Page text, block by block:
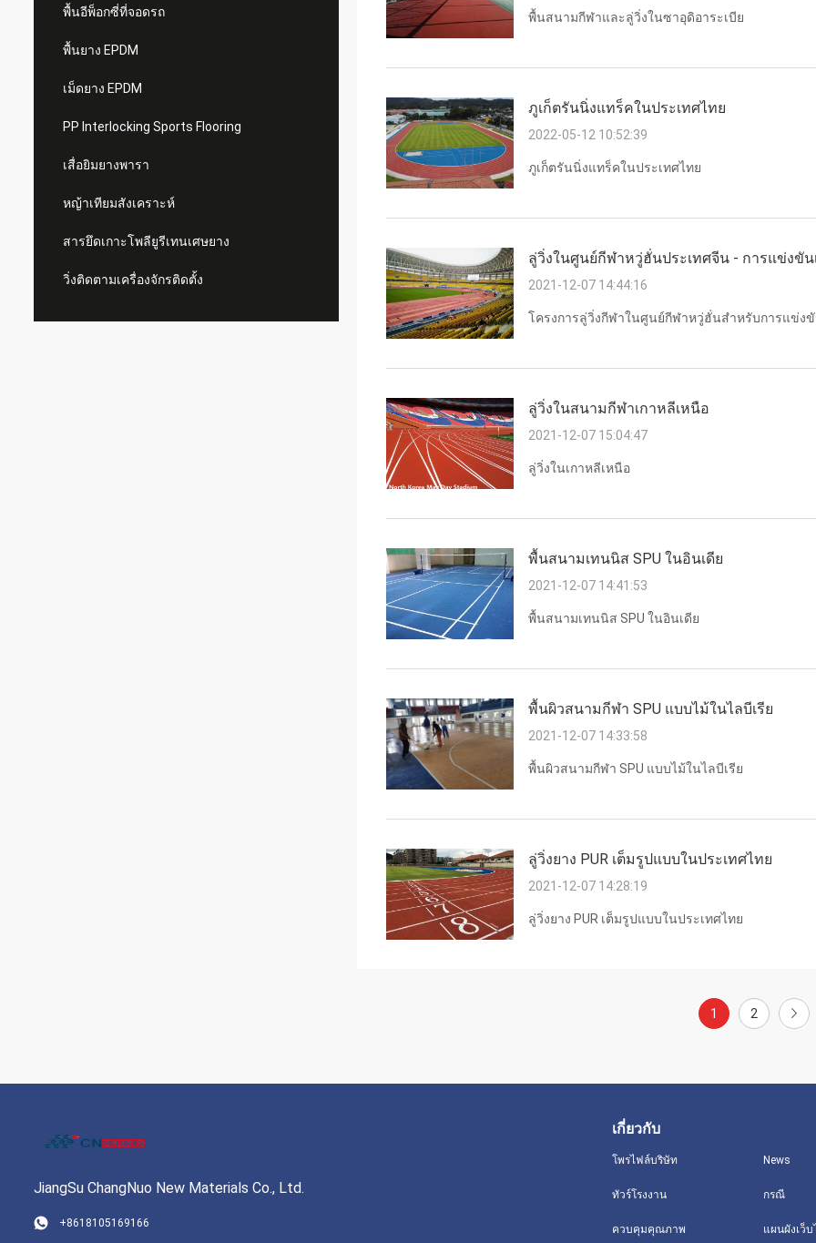
พื้นอีพ็อกซี่ที่จอดรถ
พื้นยาง EPDM
เม็ดยาง EPDM
PP Interlocking Sports Flooring
เสื่อยิมยางพารา
หญ้าเทียมสังเคราะห์
สารยึดเกาะโพลียูรีเทนเศษยาง
วิ่งติดตามเครื่องจักรติดตั้ง
พื้นสนามกีฬาและลู่วิ่งในซาอุดิอาระเบีย
ภูเก็ตรันนิ่งแทร็คในประเทศไทย
2022-05-12 10:52:39
ภูเก็ตรันนิ่งแทร็คในประเทศไทย
ลู่วิ่งในศูนย์กีฬาหวู่ฮั่นประเทศจีน - การแข่งขั
2021-12-07 14:44:16
โครงการลู่วิ่งกีฬาในศูนย์กีฬาหวู่ฮั่นสำหรับการแข่ง
ลู่วิ่งในสนามกีฬาเกาหลีเหนือ
2021-12-07 15:04:47
ลู่วิ่งในเกาหลีเหนือ
พื้นสนามเทนนิส SPU ในอินเดีย
2021-12-07 14:41:53
พื้นสนามเทนนิส SPU ในอินเดีย
พื้นผิวสนามกีฬา SPU แบบไม้ในไลบีเรีย
2021-12-07 14:33:58
พื้นผิวสนามกีฬา SPU แบบไม้ในไลบีเรีย
ลู่วิ่งยาง PUR เต็มรูปแบบในประเทศไทย
2021-12-07 14:28:19
ลู่วิ่งยาง PUR เต็มรูปแบบในประเทศไทย
1 2
JiangSu ChangNuo New Materials Co., Ltd.
+8618105169166
เกี่ยวกับ
โพรไฟล์บริษัท
ทัวร์โรงงาน
ควบคุมคุณภาพ
News
กรณี
แผนผังเว็บ